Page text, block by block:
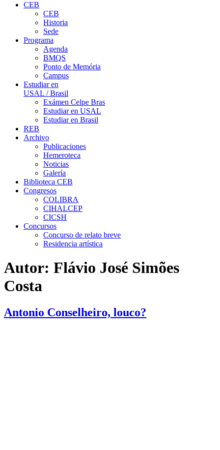
CEB
CEB
Historia
Sede
Programa
Agenda
BMQS
Ponto de Memória
Campus
Estudiar en
USAL / Brasil
Exámen Celpe Bras
Estudiar en USAL
Estudiar en Brasil
REB
Archivo
Publicaciones
Hemeroteca
Noticias
Galería
Biblioteca CEB
Congresos
COLIBRA
CIHALCEP
CICSH
Concursos
Concurso de relato breve
Residencia artística
Autor: Flávio José Simões
Costa
Antonio Conselheiro, louco?